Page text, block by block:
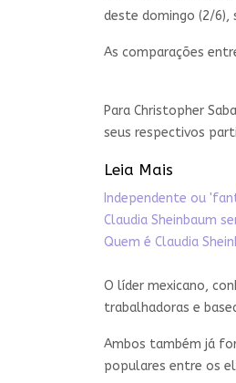
deste domingo (2/6),
As comparações
Para Christopher
seus respectivos
Leia Mais
Independente ou
Claudia Sheinbaum
Quem é Claudia
O líder mexicano,
trabalhadoras e
Ambos também já
populares entre os